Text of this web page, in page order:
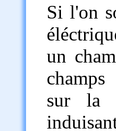
Si l'on
un
sur la